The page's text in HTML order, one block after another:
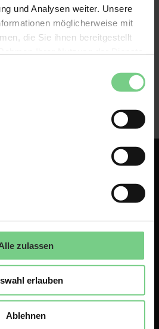
und Analysen weiter. Unsere
möglicherweise mit
die Sie ihnen bereitgestellt
zulassen
erlauben
Ablehnen